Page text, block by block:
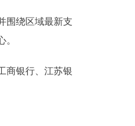
围绕区域最新支
商银行、江苏银